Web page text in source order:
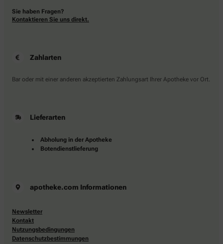
Sie haben Fragen?
Kontaktieren Sie uns direkt.
Zahlarten
Bar oder mit einer anderen akzeptierten Zahlungsart Ihrer Apotheke vor Ort.
Lieferarten
Abholung in der Apotheke
Botendienstlieferung
apotheke.com Informationen
Newsletter
Kontakt
Nutzungsbedingungen
Datenschutzbestimmungen